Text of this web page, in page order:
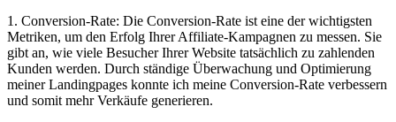
1. Conversion-Rate: Die Conversion-Rate ist eine der ⁤wichtigsten
Metriken, um den Erfolg Ihrer Affiliate-Kampagnen ​zu⁤ messen. Sie
gibt an, wie viele Besucher Ihrer Website tatsächlich zu zahlenden⁣
Kunden werden. Durch ‍ständige‍ Überwachung ‌und ‍Optimierung
meiner ⁢Landingpages konnte ich meine‍ Conversion-Rate verbessern​
und⁢ somit⁤ mehr Verkäufe generieren.